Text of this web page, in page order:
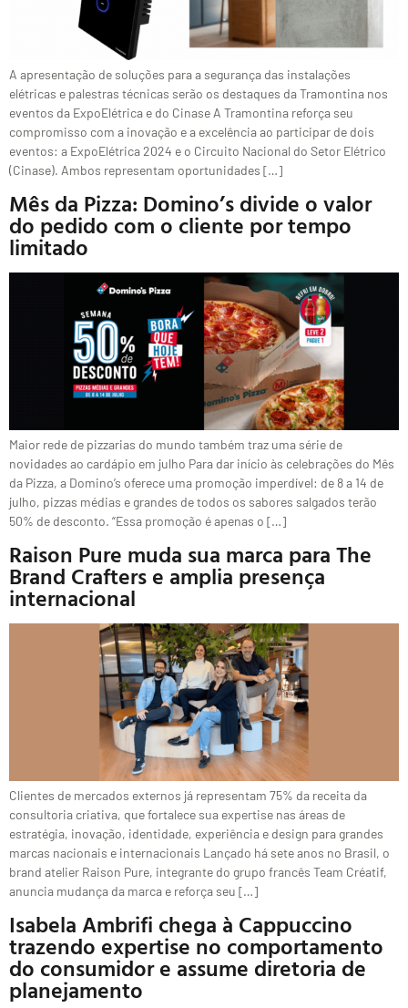
A apresentação de soluções para a segurança das instalações
elétricas e palestras técnicas serão os destaques da Tramontina nos
eventos da ExpoElétrica e do Cinase A Tramontina reforça seu
compromisso com a inovação e a excelência ao participar de dois
eventos: a ExpoElétrica 2024 e o Circuito Nacional do Setor Elétrico
(Cinase). Ambos representam oportunidades […]
Mês da Pizza: Domino’s divide o valor
do pedido com o cliente por tempo
limitado
Maior rede de pizzarias do mundo também traz uma série de
novidades ao cardápio em julho Para dar início às celebrações do Mês
da Pizza, a Domino’s oferece uma promoção imperdível: de 8 a 14 de
julho, pizzas médias e grandes de todos os sabores salgados terão
50% de desconto. “Essa promoção é apenas o […]
Raison Pure muda sua marca para The
Brand Crafters e amplia presença
internacional
Clientes de mercados externos já representam 75% da receita da
consultoria criativa, que fortalece sua expertise nas áreas de
estratégia, inovação, identidade, experiência e design para grandes
marcas nacionais e internacionais Lançado há sete anos no Brasil, o
brand atelier Raison Pure, integrante do grupo francês Team Créatif,
anuncia mudança da marca e reforça seu […]
Isabela Ambrifi chega à Cappuccino
trazendo expertise no comportamento
do consumidor e assume diretoria de
planejamento